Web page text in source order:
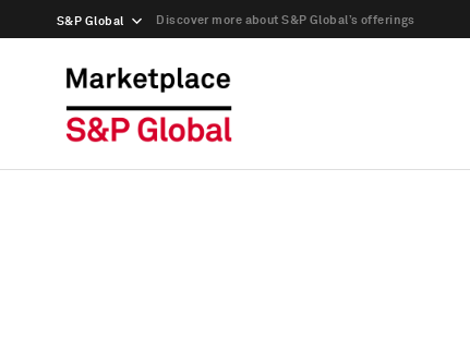
S&P Global Discover more about S&P Global’s offerings